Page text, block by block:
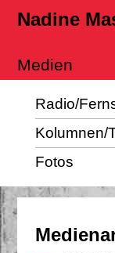
Nadine
Medien
Radio/
Kolumnen/
Fotos